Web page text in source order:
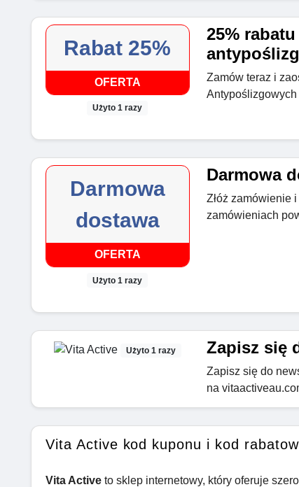
Rabat 25%
OFERTA
Użyto 1 razy
25%
Zamów teraz i
Darmowa
dostawa
OFERTA
Użyto 1 razy
Darmowa
Złóż zamówienie
zamówieniach
Użyto 1 razy Zapisz się
Zapisz się do
na
Vita Active kod kuponu i kod
Vita Active to sklep internetowy, który oferuje